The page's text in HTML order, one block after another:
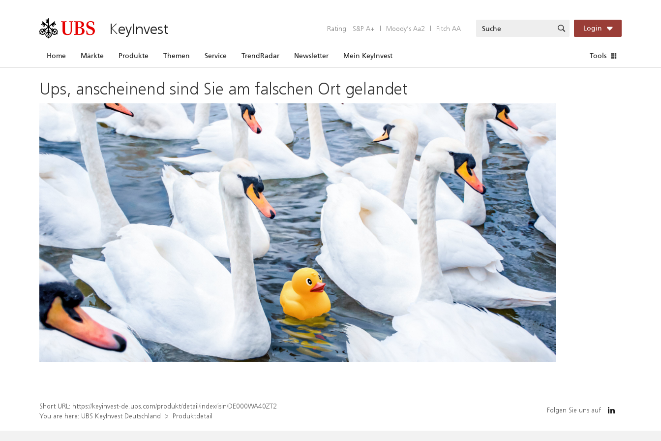
KeyInvest Rating: S&P A+ | Moody’s Aa2 | Fitch AA Login
Home Märkte Produkte Themen Service TrendRadar Newsletter Mein KeyInvest Tools
Ups, anscheinend sind Sie am falschen Ort gelandet
Short URL: https://keyinvest-de.ubs.com/produkt/detail/index/isin/DE000WA40ZT2
You are here: UBS KeyInvest Deutschland Produktdetail
Folgen Sie uns auf